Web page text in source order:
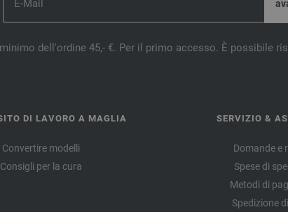
dell'ordine 45,- €. Per il primo accesso. È possibile
DI LAVORO A MAGLIA
Convertire modelli
Consigli per la cura
SERVIZIO &
Domande e
Spese di
Metodi di
Spedizione